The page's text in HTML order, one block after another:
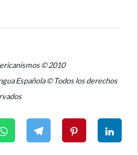
© 2010
Española © Todos los derechos